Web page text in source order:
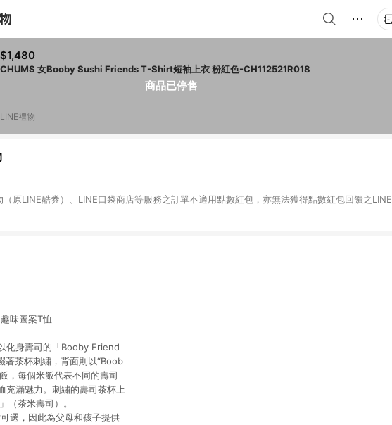
商品已停售
$1,480
CHUMS 女Booby Sushi Friends T-Shirt短袖上衣 粉紅色-CH112521R018
LINE禮物
（原LINE酷券）、LINE口袋商店等服務之訂單不適用點數紅包，亦無法獲得點數紅包回饋之LINE
味圖案T恤
化身壽司的「Booby Friend
著茶杯刺繡，背面則以“Boob
，每個米飯代表不同的壽司
充滿魅力。刺繡的壽司茶杯上
（茶米壽司）。
選，因此為父母和孩子提供